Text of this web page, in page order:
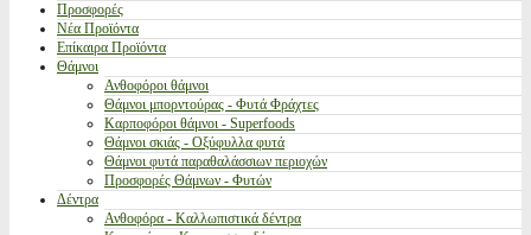
Προσφορές
Νέα Προϊόντα
Επίκαιρα Προϊόντα
Θάμνοι
Ανθοφόροι θάμνοι
Θάμνοι μπορντούρας - Φυτά Φράχτες
Καρποφόροι θάμνοι - Superfoods
Θάμνοι σκιάς - Οξύφυλλα φυτά
Θάμνοι φυτά παραθαλάσσιων περιοχών
Προσφορές Θάμνων - Φυτών
Δέντρα
Ανθοφόρα - Καλλωπιστικά δέντρα